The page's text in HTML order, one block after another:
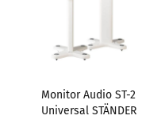
Monitor Audio ST-2
Universal STÄNDER